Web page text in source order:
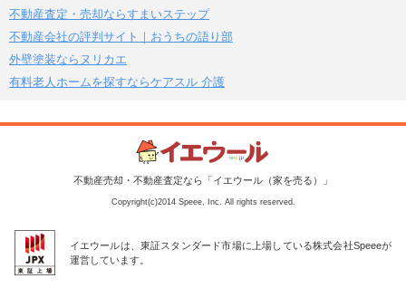
不動産査定・売却ならすまいステップ
不動産会社の評判サイト｜おうちの語り部
外壁塗装ならヌリカエ
有料老人ホームを探すならケアスル 介護
不動産売却・不動産査定なら「イエウール（家を売る）」
Copyright(c)2014 Speee, Inc. All rights reserved.
イエウールは、東証スタンダード市場に上場している株式会社Speeeが
運営しています。